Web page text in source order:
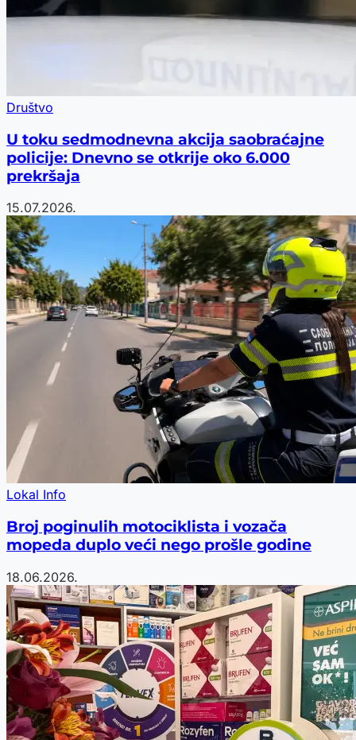
Društvo
U toku sedmodnevna akcija saobraćajne
policije: Dnevno se otkrije oko 6.000
prekršaja
15.07.2026.
Lokal Info
Broj poginulih motociklista i vozača
mopeda duplo veći nego prošle godine
18.06.2026.